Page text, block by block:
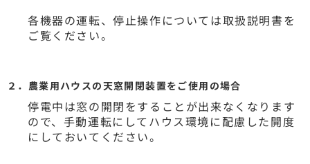
各機器の運転、停止操作については取扱説明書を
ご覧ください。
２．農業用ハウスの天窓開閉装置をご使用の場合
停電中は窓の開閉をすることが出来なくなります
ので、手動運転にしてハウス環境に配慮した開度
にしておいてください。